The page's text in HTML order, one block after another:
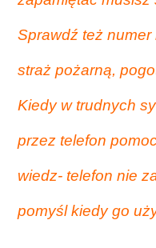
Sprawdź też numer
straż pożarną,
Kiedy w trudnych
przez telefon
wiedz- telefon nie
pomyśl kiedy go